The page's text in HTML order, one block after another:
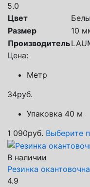
5.0
Цвет
Размер
10
Производитель
Цена:
Метр
34руб.
Упаковка 40 м
1 090руб. Выберите
В наличии
Резинка
4.9